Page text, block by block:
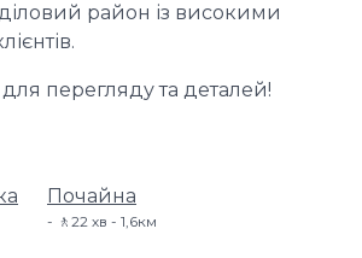
район із високими
перегляду та деталей!
Почайна
🚶22 хв - 1,6км